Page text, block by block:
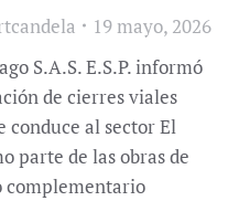
19 mayo, 2026
S.A.S. E.S.P. informó
de cierres viales
conduce al sector El
parte de las obras de
complementario